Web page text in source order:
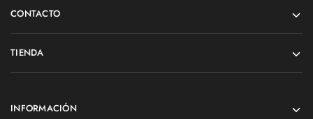
CONTACTO
TIENDA
INFORMACIÓN